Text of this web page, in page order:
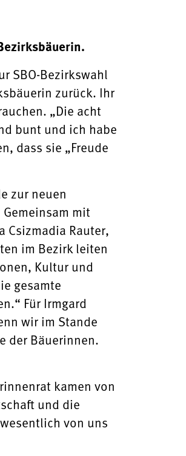
SBO-Bezirkswahl
zurück. Ihr
„Die acht
bunt und ich habe
dass sie „Freude
zur neuen
mit
Csizmadia Rauter,
im Bezirk leiten
Kultur und
gesamte
Für Irmgard
wir im Stande
der Bäuerinnen.
kamen von
und die
von uns